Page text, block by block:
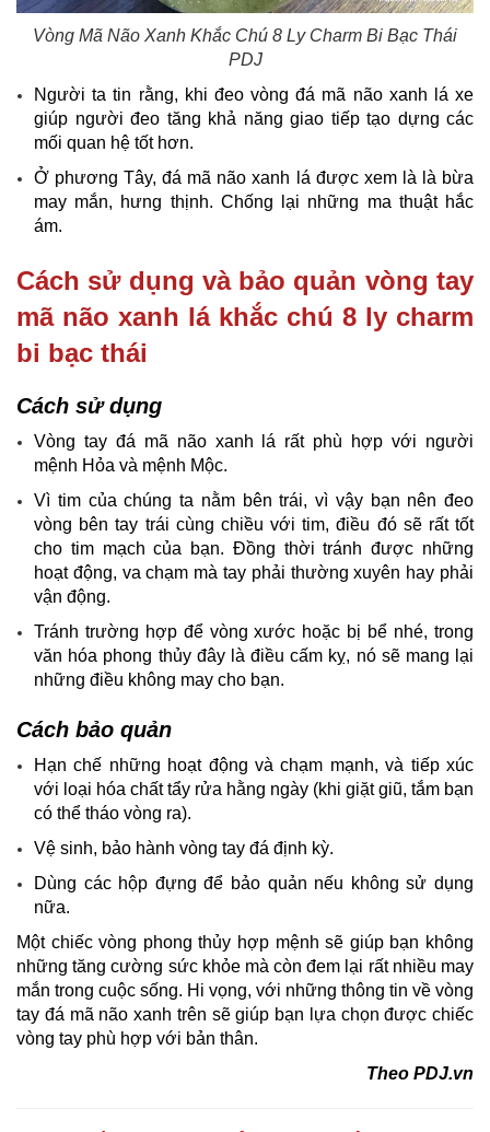
Vòng Mã Não Xanh Khắc Chú 8 Ly Charm Bi Bạc Thái​
PDJ
Người ta tin rằng, khi đeo vòng đá mã não xanh lá xe
giúp người đeo tăng khả năng giao tiếp tạo dựng các
mối quan hệ tốt hơn.
Ở phương Tây, đá mã não xanh lá được xem là là bừa
may mắn, hưng thịnh. Chống lại những ma thuật hắc
ám.
Cách sử dụng và bảo quản vòng tay
mã não xanh lá khắc chú 8 ly charm
bi bạc thái
Cách sử dụng
Vòng tay đá mã não xanh lá rất phù hợp với người
mệnh Hỏa và mệnh Mộc.
Vì tim của chúng ta nằm bên trái, vì vậy bạn nên đeo
vòng bên tay trái cùng chiều với tim, điều đó sẽ rất tốt
cho tim mạch của bạn. Đồng thời tránh được những
hoạt động, va chạm mà tay phải thường xuyên hay phải
vận động.
Tránh trường hợp để vòng xước hoặc bị bể nhé, trong
văn hóa phong thủy đây là điều cấm kỵ, nó sẽ mang lại
những điều không may cho bạn.
Cách bảo quản
Hạn chế những hoạt động và chạm mạnh, và tiếp xúc
với loại hóa chất tẩy rửa hằng ngày (khi giặt giũ, tắm bạn
có thể tháo vòng ra).
Vệ sinh, bảo hành vòng tay đá định kỳ.
Dùng các hộp đựng để bảo quản nếu không sử dụng
nữa.
Một chiếc vòng phong thủy hợp mệnh sẽ giúp bạn không
những tăng cường sức khỏe mà còn đem lại rất nhiều may
mắn trong cuộc sống. Hi vọng, với những thông tin về vòng
tay đá mã não xanh trên sẽ giúp bạn lựa chọn được chiếc
vòng tay phù hợp với bản thân.
Theo PDJ.vn